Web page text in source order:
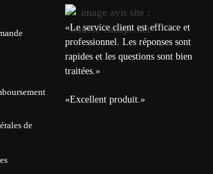
de
«Le service client est efficace et
professionnel. Les réponses sont
rapides et les questions sont bien
traitées.»
«Excellent produit. »